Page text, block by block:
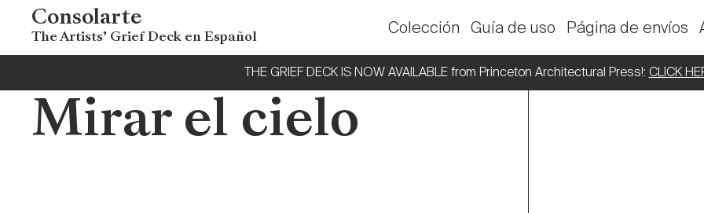
Consolarte
The Artists’ Grief Deck en Español
Colección Guía de uso Página de envíos
Mirar el cielo
THE GRIEF DECK IS NOW AVAILABLE from Princeton Architectural Press!: CLICK